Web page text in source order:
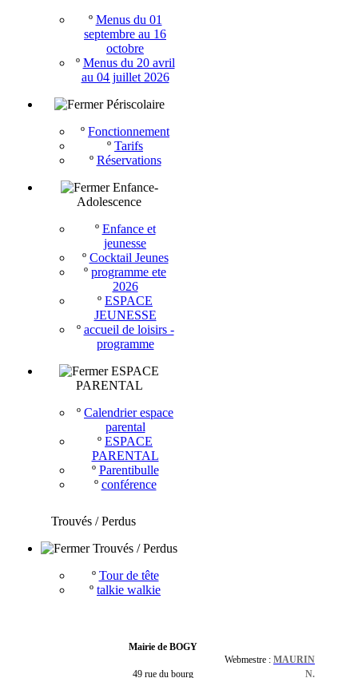
º Menus du 01
septembre au 16
octobre
º Menus du 20 avril
au 04 juillet 2026
Périscolaire
º Fonctionnement
º Tarifs
º Réservations
Enfance-
Adolescence
º Enfance et
jeunesse
º Cocktail Jeunes
º programme ete
2026
º ESPACE
JEUNESSE
º accueil de loisirs -
programme
ESPACE
PARENTAL
º Calendrier espace
parental
º ESPACE
PARENTAL
º Parentibulle
º conférence
Trouvés / Perdus
Trouvés / Perdus
º Tour de tête
º talkie walkie
Mairie de BOGY
49 rue du bourg
Webmestre : MAURIN
N.